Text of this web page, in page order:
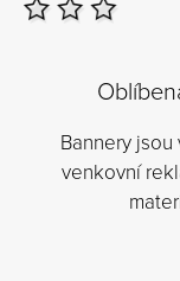
Bannery
venkovní